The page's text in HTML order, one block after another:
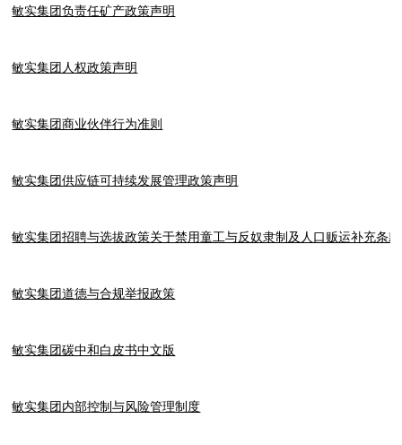
敏实集团负责任矿产政策声明
敏实集团人权政策声明
敏实集团商业伙伴行为准则
敏实集团供应链可持续发展管理政策声明
敏实集团招聘与选拔政策关于禁用童工与反奴隶制及人口贩运补充条款
敏实集团道德与合规举报政策
敏实集团碳中和白皮书中文版
敏实集团内部控制与风险管理制度